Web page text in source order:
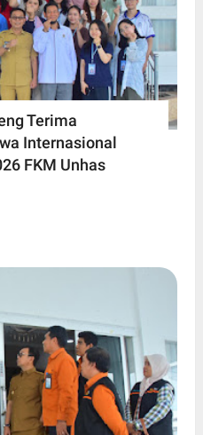
Terima
Internasional
FKM Unhas